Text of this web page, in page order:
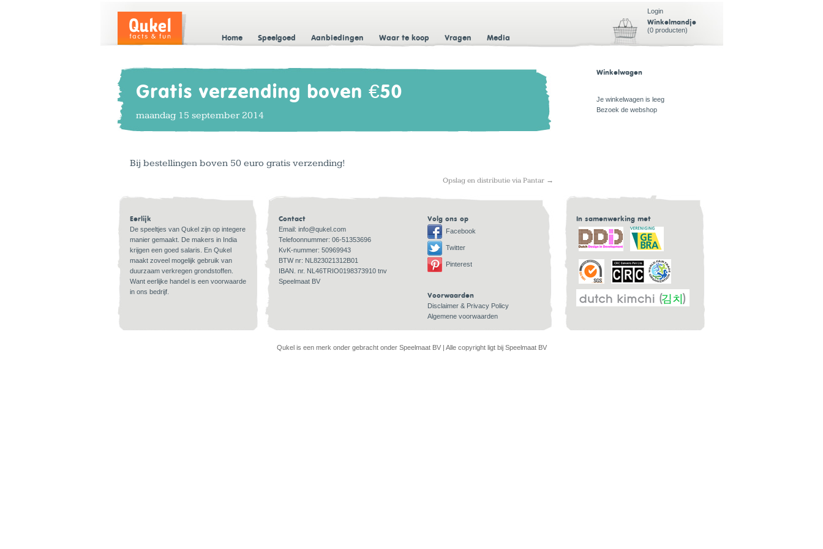
Home Speelgoed Aanbiedingen Waar te koop Vragen Media
Login
Winkelmandje
(0 producten)
Gratis verzending boven €50
maandag 15 september 2014
Bij bestellingen boven 50 euro gratis verzending!
Opslag en distributie via Pantar →
Winkelwagen
Je winkelwagen is leeg
Bezoek de webshop
Eerlijk
De speeltjes van Qukel zijn op integere
manier gemaakt. De makers in India
krijgen een goed salaris. En Qukel
maakt zoveel mogelijk gebruik van
duurzaam verkregen grondstoffen.
Want eerlijke handel is een voorwaarde
in ons bedrijf.
Contact
Email: info@qukel.com
Telefoonnummer: 06-51353696
KvK-nummer: 50969943
BTW nr: NL823021312B01
IBAN. nr. NL46TRIO0198373910 tnv
Speelmaat BV
Volg ons op
Facebook
Twitter
Pinterest
Voorwaarden
Disclaimer & Privacy Policy
Algemene voorwaarden
In samenwerking met
Qukel is een merk onder gebracht onder Speelmaat BV | Alle copyright ligt bij Speelmaat BV